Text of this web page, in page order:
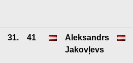
31. 41
Aleksandrs
Jakovļevs